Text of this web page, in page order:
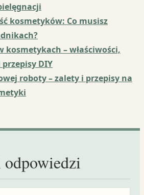
kosmetyków: Co musisz
kosmetykach – właściwości,
DIY
roboty – zalety i przepisy na